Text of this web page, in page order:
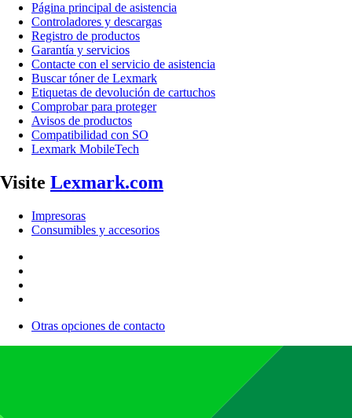
Página principal de asistencia
Controladores y descargas
Registro de productos
Garantía y servicios
Contacte con el servicio de asistencia
Buscar tóner de Lexmark
Etiquetas de devolución de cartuchos
Comprobar para proteger
Avisos de productos
Compatibilidad con SO
Lexmark MobileTech
Visite Lexmark.com
Impresoras
Consumibles y accesorios
Otras opciones de contacto